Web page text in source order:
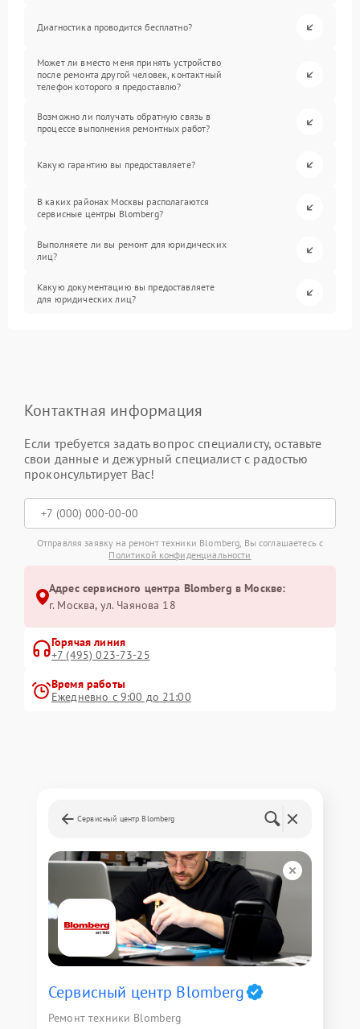
Диагностика проводится бесплатно?
Может ли вместо меня принять устройство
после ремонта другой человек, контактный
телефон которого я предоставлю?
Возможно ли получать обратную связь в
процессе выполнения ремонтных работ?
Какую гарантию вы предоставляете?
В каких районах Москвы располагаются
сервисные центры Blomberg?
Выполняете ли вы ремонт для юридических
лиц?
Какую документацию вы предоставляете
для юридических лиц?
Контактная информация
Если требуется задать вопрос специалисту, оставьте
свои данные и дежурный специалист с радостью
проконсультирует Вас!
Отправляя заявку на ремонт техники Blomberg, Вы соглашаетесь с
Политикой конфиденциальности
Адрес сервисного центра Blomberg в Москве:
г. Москва, ул. Чаянова 18
Горячая линия
+7 (495) 023-73-25
Время работы
Ежедневно с 9:00 до 21:00
Сервисный центр Blomberg
Сервисный центр Blomberg
Ремонт техники Blomberg